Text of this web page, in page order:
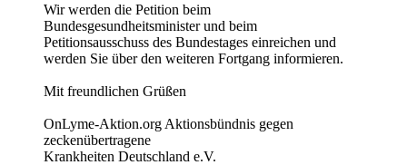
Wir werden die Petition beim
Bundesgesundheitsminister und beim
Petitionsausschuss des Bundestages einreichen und
werden Sie über den weiteren Fortgang informieren.
Mit freundlichen Grüßen
OnLyme-Aktion.org Aktionsbündnis gegen
zeckenübertragene
Krankheiten Deutschland e.V.